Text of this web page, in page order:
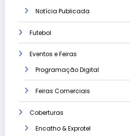
Notícia Publicada
Futebol
Eventos e Feiras
Programação Digital
Feiras Comerciais
Coberturas
Encatho & Exprotel